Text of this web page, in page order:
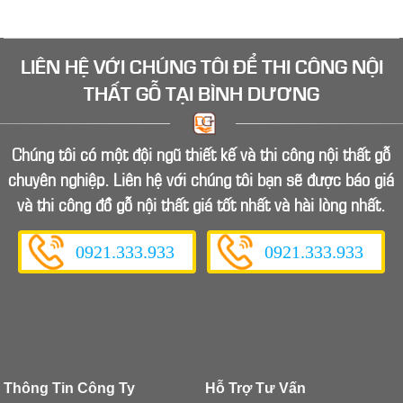
LIÊN HỆ VỚI CHÚNG TÔI ĐỂTHI CÔNG NỘI
THẤT GỖTẠI BÌNH DƯƠNG
Chúng tôi có một đội ngũ thiết kế và thi công nội thất gỗ
chuyên nghiệp. Liên hệ với chúng tôi bạn sẽ được báo giá
và thi công đồ gỗ nội thất giá tốt nhất và hài lòng nhất.
0921.333.933 0921.333.933
Thông Tin Công Ty Hỗ Trợ Tư Vấn